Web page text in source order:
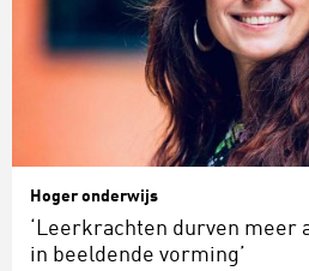
Hoger onderwijs
‘Leerkrachten durven meer
in beeldende vorming’